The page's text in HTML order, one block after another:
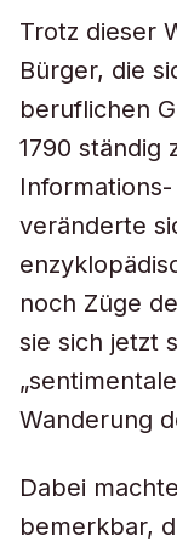
Trotz dieser
Bürger, die
beruflichen
1790 ständig
veränderte
noch Züge
sie sich jetzt
Wanderung
Dabei
bemerkbar,